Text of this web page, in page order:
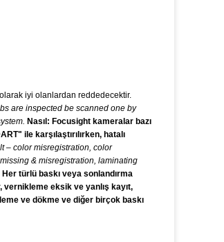
iyi olanlardan reddedecektir.
are inspected be scanned one by
Nasıl: Focusight kameralar bazı
ile karşılaştırılırken, hatalı
– color misregistration, color
& misregistration, laminating
Her türlü baskı veya sonlandırma
vernikleme eksik ve yanlış kayıt,
ve dökme ve diğer birçok baskı